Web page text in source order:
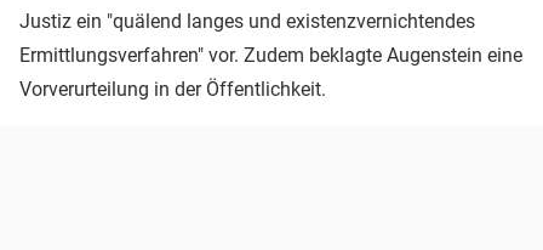
Justiz ein "quälend langes und existenzvernichtendes
Ermittlungsverfahren" vor. Zudem beklagte Augenstein eine
Vorverurteilung in der Öffentlichkeit.